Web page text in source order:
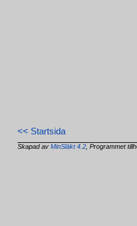
<< Startsida
Skapad avMinSläkt 4.2 , Programmet